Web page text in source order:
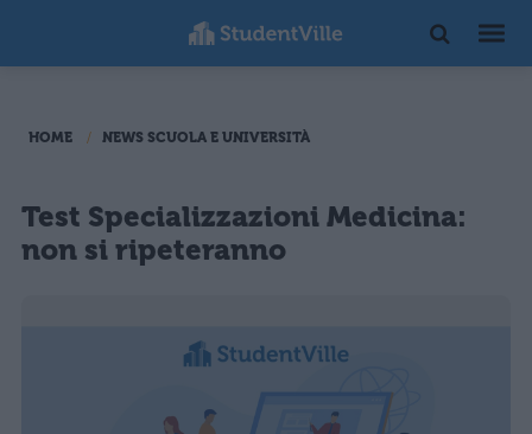
HOME NEWS SCUOLA E UNIVERSITÀ
Test Specializzazioni Medicina:
non si ripeteranno